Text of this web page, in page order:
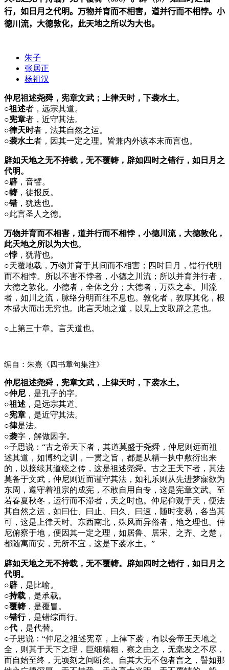
行，如日月之代明。万物并育而不相害，道并行而不相悖。小
德川流，大德敦化，此天地之所以为大也。
朱子
张居正
杨祖汉
仲尼祖述尧舜，宪章文武；上律天时，下袭水土。
○祖述者，远宗其道。
○宪章者，近守其法。
○律天时者，法其自然之运。
○袭水土者，因其一定之理。皆兼内外该本末而言也。
辟如天地之无不持载，无不覆帱，辟如四时之错行，如日月之
代明。
○辟 ，音譬。
○帱，徒报反。
○错，犹迭也。
○此言圣人之德。
万物并育而不相害，道并行而不相悖，小德川流，大德敦化，
此天地之所以为大也。
○悖 ，犹背也。
○天覆地载，万物并育于其间而不相害；四时日月，错行代明
而不相悖。所以不害不悖者，小德之川流；所以并育并行者，
大德之敦化。小德者，全体之分；大德者，万殊之本。川流
者，如川之流，脉络分明而往不息也。敦化者，敦厚其化，根
本盛大而出无穷也。此言天地之道，以见上文取辟之意也。
○ 上第三十章。言天道也。
编自：朱熹《四书章句集注》
仲尼祖述尧舜，宪章文武，上律天时，下袭水土。
○仲尼 ，是孔子的字。
○祖述 ，是远宗其道。
○宪章 ，是近守其法。
○律是法。
○袭字，解做因字。
○子思说：“古之帝天下者，其道莫盛于尧舜，仲尼则远而祖
述其道，如博约之训，一贯之旨，都是从精一执中敷衍出来
的，以接续其道统之传，这是祖述尧舜。古之王天下者，其法
莫备于文武，仲尼则近而谨守其法，如礼乐则从先进梦寐欲为
东周，遵守着祖宗的成宪，不敢自用自专，这是宪章文武。至
若春夏秋冬，运行而不滞者，天之时也。仲尼仰观于天，便法
其自然之运，如曰仕、曰止、曰久、曰速，随时变易，各当其
可，这是上律天时。东西南北，殊风而异俗者，地之理也。仲
尼俯察于地，便因其一定之理，如居鲁、居宋、之齐、之楚，
都随寓而安，无所不宜，这是下袭水土。”
辟如天地之无不持载，无不覆帱。辟如四时之错行，如日月之
代明。
○辟 ，是比喻。
○持载 ，是承载。
○覆帱，是覆冒。
○错行，是错综而行。
○代 ，是代替。
○子思说：“仲尼之祖述宪章，上律下袭，有以会帝王天地之
全，则其于天下之理，巨细精粗，察之由之，无毫发之不尽，
而自始至终，无顷刻之间断矣。自其大无不包者言之，譬如那